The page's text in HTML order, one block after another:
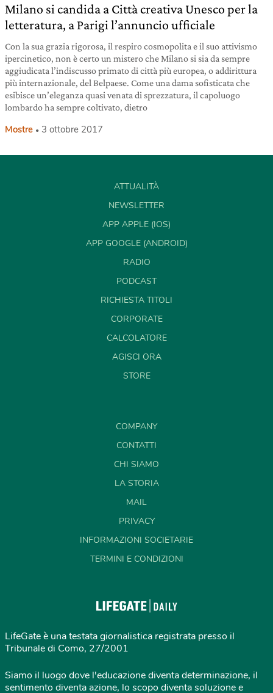
Milano si candida a Città creativa Unesco per la
letteratura, a Parigi l’annuncio ufficiale
Con la sua grazia rigorosa, il respiro cosmopolita e il suo attivismo
ipercinetico, non è certo un mistero che Milano si sia da sempre
aggiudicata l’indiscusso primato di città più europea, o addirittura
più internazionale, del Belpaese. Come una dama sofisticata che
esibisce un’eleganza quasi venata di sprezzatura, il capoluogo
lombardo ha sempre coltivato, dietro
Mostre 3 ottobre 2017
ATTUALITÀ
NEWSLETTER
APP APPLE (IOS)
APP GOOGLE (ANDROID)
RADIO
PODCAST
RICHIESTA TITOLI
CORPORATE
CALCOLATORE
AGISCI ORA
STORE
COMPANY
CONTATTI
CHI SIAMO
LA STORIA
MAIL
PRIVACY
INFORMAZIONI SOCIETARIE
TERMINI E CONDIZIONI
LifeGate è una testata giornalistica registrata presso il
Tribunale di Como, 27/2001
Siamo il luogo dove l'educazione diventa determinazione, il
sentimento diventa azione, lo scopo diventa soluzione e